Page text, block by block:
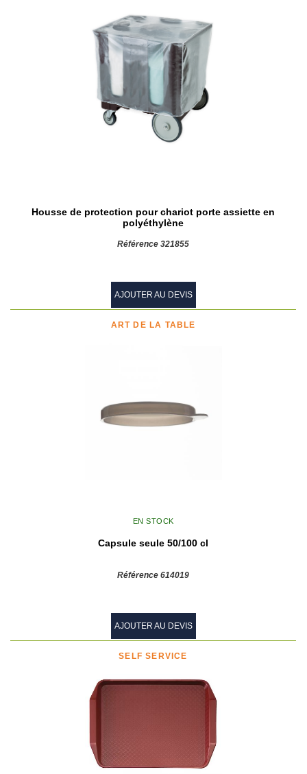
Housse de protection pour chariot porte assiette en
polyéthylène
Référence 321855
AJOUTER AU DEVIS
ART DE LA TABLE
EN STOCK
Capsule seule 50/100 cl
Référence 614019
AJOUTER AU DEVIS
SELF SERVICE